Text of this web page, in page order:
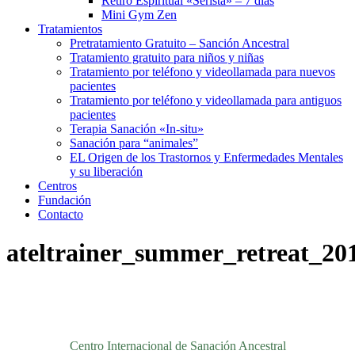
Mini Gym Zen
Tratamientos
Pretratamiento Gratuito – Sanción Ancestral
Tratamiento gratuito para niños y niñas
Tratamiento por teléfono y videollamada para nuevos
pacientes
Tratamiento por teléfono y videollamada para antiguos
pacientes
Terapia Sanación «In-situ»
Sanación para “animales”
EL Origen de los Trastornos y Enfermedades Mentales
y su liberación
Centros
Fundación
Contacto
Centro Internacional de Sanación Ancestral